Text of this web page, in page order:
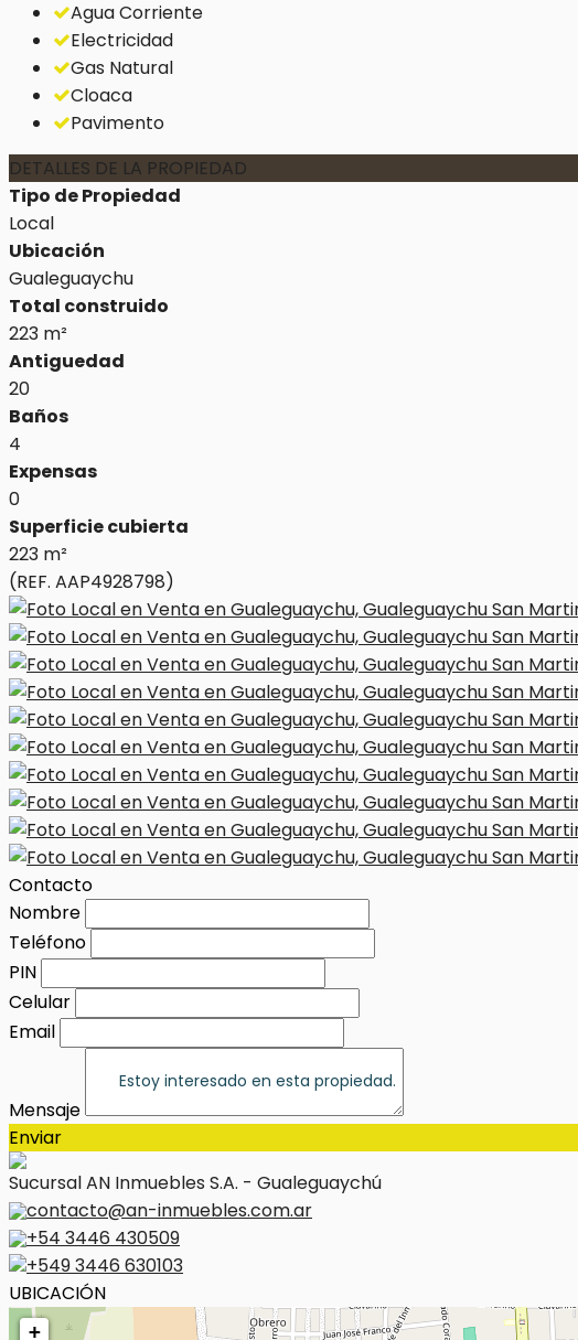
Agua Corriente
Electricidad
Gas Natural
Cloaca
Pavimento
DETALLES DE LA PROPIEDAD
Tipo de Propiedad
Local
Ubicación
Gualeguaychu
Total construido
223 m²
Antiguedad
20
Baños
4
Expensas
0
Superficie cubierta
223 m²
(REF. AAP4928798)
Contacto
Nombre
Teléfono
PIN
Celular
Email
Mensaje
Enviar
Sucursal AN Inmuebles S.A. - Gualeguaychú
contacto@an-inmuebles.com.ar
+54 3446 430509
+549 3446 630103
UBICACIÓN
+